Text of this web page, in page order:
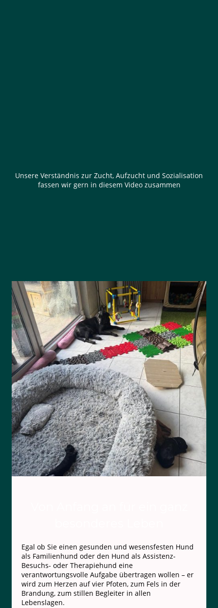
Unsere Verständnis zur Zucht, Aufzucht und Sozialisation
fassen wir gern in diesem Video zusammen
Egal ob Sie einen gesunden und wesensfesten Hund
als Familienhund oder den Hund als Assistenz-
Besuchs- oder Therapiehund eine
verantwortungsvolle Aufgabe übertragen wollen – er
wird zum Herzen auf vier Pfoten, zum Fels in der
Brandung, zum stillen Begleiter in allen
Lebenslagen.